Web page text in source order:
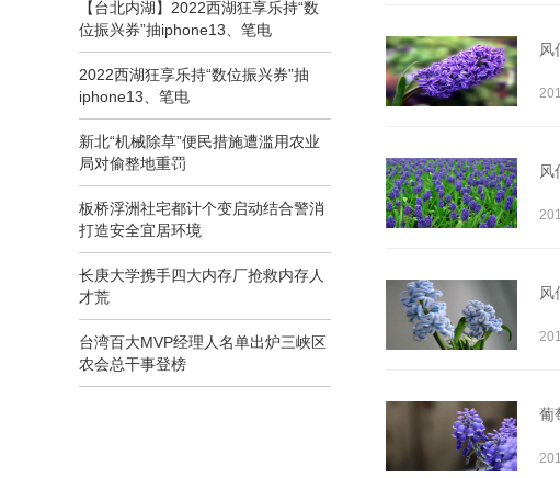
【台北内湖】2022西湖狂享乐持“数
位振兴券”抽iphone13、笔电
2022西湖狂享乐持“数位振兴券”抽
iphone13、笔电
新北“机械除草”便民措施遭滥用农业
局对偷整地重罚
板桥浮洲社宅都计个变启动结合警消
打造安全宜居环境
长庚大学携手四大内存厂抢救内存人
才荒
台湾百大MVP经理人名单出炉三峡区
农会总干事登榜
风
葡